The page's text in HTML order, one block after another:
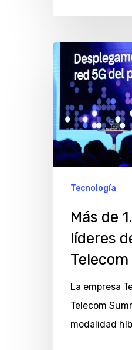
de
1.500
clientes
y
líderes
de
empresas
Telecom
SummIT
Tecnología
Más de
líderes
La empresa
Telecom
modalidad